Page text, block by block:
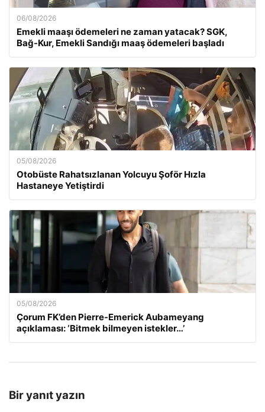
06/08/2026
Emekli maaşı ödemeleri ne zaman yatacak? SGK,
Bağ-Kur, Emekli Sandığı maaş ödemeleri başladı
05/08/2026
Otobüste Rahatsızlanan Yolcuyu Şoför Hızla
Hastaneye Yetiştirdi
05/08/2026
Çorum FK’den Pierre-Emerick Aubameyang
açıklaması: ‘Bitmek bilmeyen istekler…’
Bir yanıt yazın